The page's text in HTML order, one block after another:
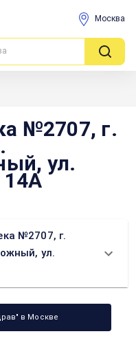
Москва
№2707, г.
ул.
14А
№2707, г.
ул.
в Москве